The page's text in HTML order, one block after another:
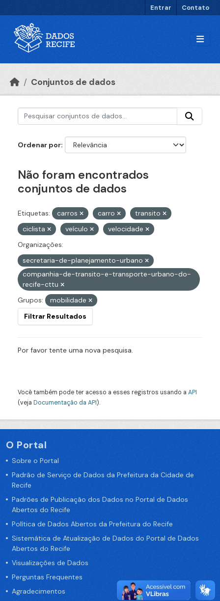
Entrar Contato
Conjuntos de dados
Ordenar por
Não foram encontrados
conjuntos de dados
Etiquetas: carros carro
transito
ciclista
veículo
velocidade
Organizações:
secretaria-de-planejamento-urbano
companhia-de-transito-e-transporte-urbano-do-
recife-cttu
Grupos:
mobilidade
Filtrar Resultados
Por favor tente uma nova pesquisa.
Você também pode ter acesso a esses registros usando a API
(veja Documentação da API).
O Portal
Sobre o Portal
Padrão de Serviço de Dados da Prefeitura da Cidade de
Recife
Padrões de Publicação dos Dados no Portal de Dados
Abertos do Recife
Política de Dados Abertos da Prefeitura do Recife
Sistemática de Atualização de Dados do Portal de Dados
Abertos do Recife
Visualizações de Dados
Perguntas Frequentes
Agradecimentos